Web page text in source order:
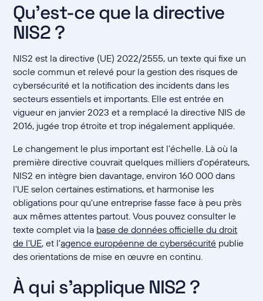
Qu'est-ce que la directive
NIS2 ?
NIS2 est la directive (UE) 2022/2555, un texte qui fixe un
socle commun et relevé pour la gestion des risques de
cybersécurité et la notification des incidents dans les
secteurs essentiels et importants. Elle est entrée en
vigueur en janvier 2023 et a remplacé la directive NIS de
2016, jugée trop étroite et trop inégalement appliquée.
Le changement le plus important est l'échelle. Là où la
première directive couvrait quelques milliers d'opérateurs,
NIS2 en intègre bien davantage, environ 160 000 dans
l'UE selon certaines estimations, et harmonise les
obligations pour qu'une entreprise fasse face à peu près
aux mêmes attentes partout. Vous pouvez consulter le
texte complet via la base de données officielle du droit
de l'UE, et l'agence européenne de cybersécurité publie
des orientations de mise en œuvre en continu.
À qui s'applique NIS2 ?